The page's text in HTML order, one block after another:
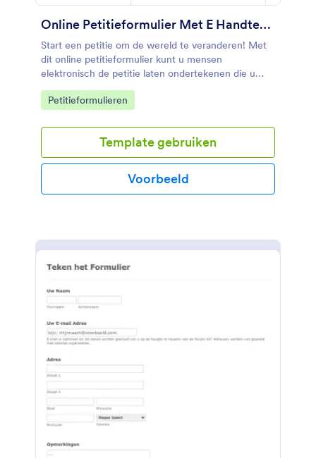
Online Petitieformulier Met E Handtekening
Start een petitie om de wereld te veranderen! Met
dit online petitieformulier kunt u mensen
elektronisch de petitie laten ondertekenen die u
met een muis uitvoert. Ook kun je HTML Reports
gebruiken om de handtekeningen van deze
Gebruik deze online petitie sjabloon en laat andere
mensen ondertekenen en doe mee met uw petitie
met een gemak!
Go to Category:
Petitieformulieren
Template gebruiken
Voorbeeld